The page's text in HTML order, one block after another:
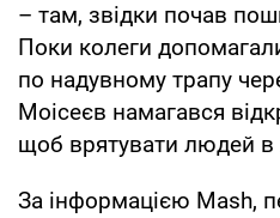
– там, звідки почав
Поки колеги
по надувному трапу
Моісеєв намагався
щоб врятувати людей в
За інформацією Mash,